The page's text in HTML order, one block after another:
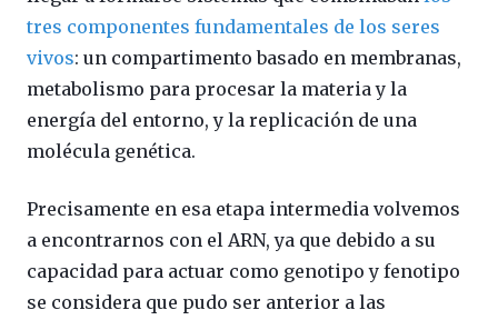
tres componentes fundamentales de los seres
vivos: un compartimento basado en membranas,
metabolismo para procesar la materia y la
energía del entorno, y la replicación de una
molécula genética.
Precisamente en esa etapa intermedia volvemos
a encontrarnos con el ARN, ya que debido a su
capacidad para actuar como genotipo y fenotipo
se considera que pudo ser anterior a las